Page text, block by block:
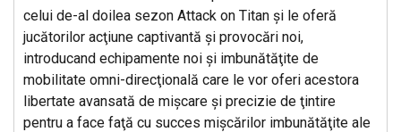
celui de-al doilea sezon Attack on Titan şi le oferă
jucătorilor acţiune captivantă şi provocări noi,
introducand echipamente noi şi imbunătăţite de
mobilitate omni-direcţională care le vor oferi acestora
libertate avansată de mişcare şi precizie de ţintire
pentru a face faţă cu succes mişcărilor imbunătăţite ale